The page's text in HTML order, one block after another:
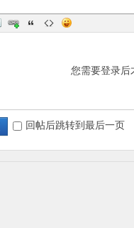
您需要登录
回帖后跳转到最后一页